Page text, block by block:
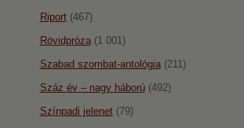
Riport(467)
Rövidpróza(1 001)
Szabad szombat-antológia(211)
Száz év – nagy háború(492)
Színpadi jelenet(79)